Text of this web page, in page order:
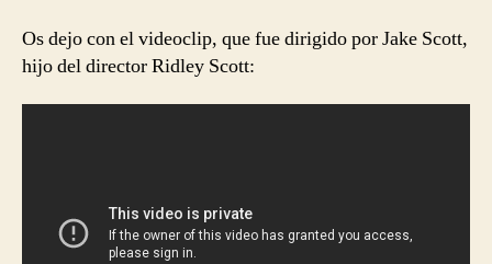
Os dejo con el videoclip, que fue dirigido por Jake Scott,
hijo del director Ridley Scott: